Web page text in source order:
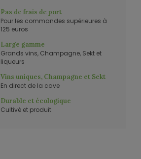
Pas de frais de port
Pour les commandes supérieures à
125 euros
Large gamme
Grands vins, Champagne, Sekt et
liqueurs
Vins uniques, Champagne et Sekt
En direct de la cave
Durable et écologique
Cultivé et produit